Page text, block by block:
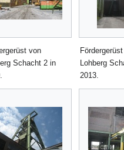
von
Schacht 2 in
Lohberg
2013.